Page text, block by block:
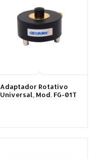
Adaptador Rotativo
Universal, Mod. FG-01T